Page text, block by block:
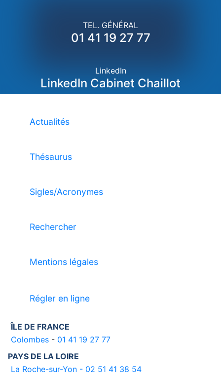
TEL. GÉNÉRAL
01 41 19 27 77
LinkedIn
LinkedIn Cabinet Chaillot
Actualités
Thésaurus
Sigles/Acronymes
Rechercher
Mentions légales
Régler en ligne
ÎLE DE FRANCE
Colombes - 01 41 19 27 77
PAYS DE LA LOIRE
La Roche-sur-Yon - 02 51 41 38 54